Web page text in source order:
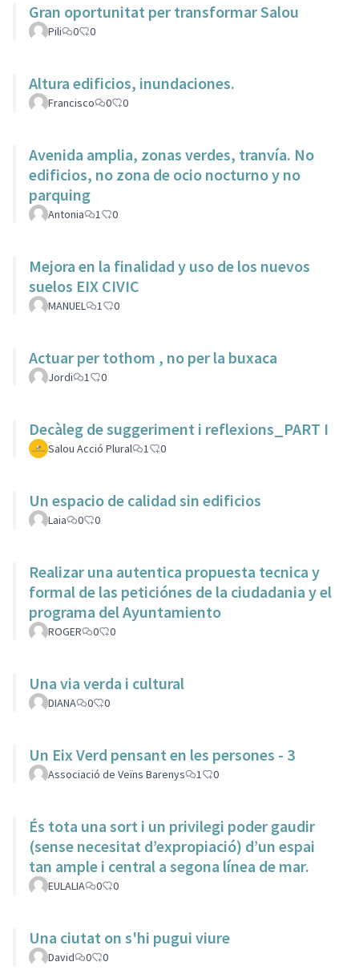
Gran oportunitat per transformar Salou
Pili 0 0
Altura edificios, inundaciones.
Francisco 0 0
Avenida amplia, zonas verdes, tranvía. No
edificios, no zona de ocio nocturno y no
parquing
Antonia 1 0
Mejora en la finalidad y uso de los nuevos
suelos EIX CIVIC
MANUEL 1 0
Actuar per tothom , no per la buxaca
Jordi 1 0
Decàleg de suggeriment i reflexions_PART I
Salou Acció Plural 1 0
Un espacio de calidad sin edificios
Laia 0 0
Realizar una autentica propuesta tecnica y
formal de las peticiónes de la ciudadania y el
programa del Ayuntamiento
ROGER 0 0
Una via verda i cultural
DIANA 0 0
Un Eix Verd pensant en les persones - 3
Associació de Veïns Barenys 1 0
És tota una sort i un privilegi poder gaudir
(sense necesitat d’expropiació) d’un espai
tan ample i central a segona línea de mar.
EULALIA 0 0
Una ciutat on s'hi pugui viure
David 0 0